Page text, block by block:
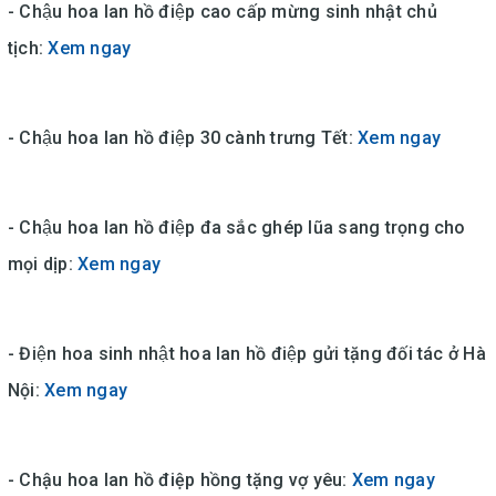
- Chậu hoa lan hồ điệp cao cấp mừng sinh nhật chủ
tịch:Xem ngay
- Chậu hoa lan hồ điệp 30 cành trưng Tết:Xem ngay
- Chậu hoa lan hồ điệp đa sắc ghép lũa sang trọng cho
mọi dịp:Xem ngay
- Điện hoa sinh nhật hoa lan hồ điệp gửi tặng đối tác ở Hà
Nội:Xem ngay
- Chậu hoa lan hồ điệp hồng tặng vợ yêu: Xem ngay